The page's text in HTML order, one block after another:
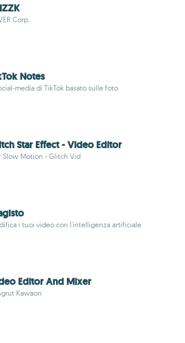
Corp.
Notes
media di TikTok basato sulle foto
Star Effect - Video Editor
Slow Motion - Glitch Vid
i tuoi video con l'intelligenza artificiale
Editor And Mixer
Kawaon